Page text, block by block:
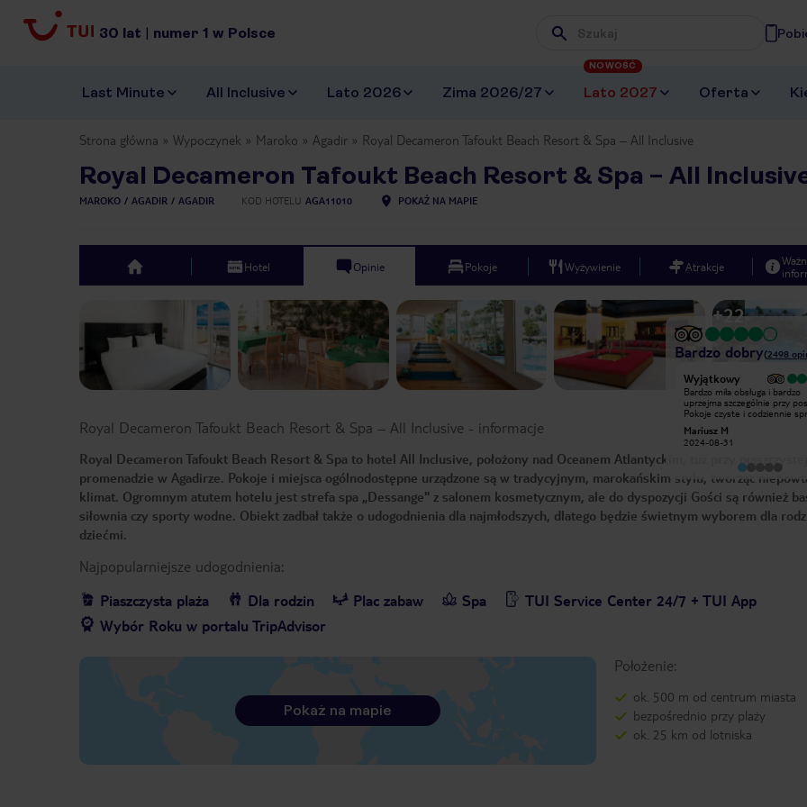
30 lat | numer 1 w Polsce Wpisz frazę, której szukasz
Last Minute All Inclusive Lato 2026 Zima 2026/27 Lato 2027
NOWOŚĆ
Oferta
Strona główna Wypoczynek Maroko Agadir Royal Decameron Tafoukt Beach Resort & Spa – All Inclusive
Royal Decameron Tafoukt Beach Resort & Spa – All
MAROKO AGADIR AGADIR KOD HOTELU AGA11010 POKAŻ NA MAPIE
top Hotel Opinie Pokoje Wyżywienie Atrakcje
+22
Bardzo dobry(2498
Bardzo dobry
Hotel nowy nie jest, ale dla tego ma
można mieć pretensje to słabe wi-fi
które działa tylko w lobby, a w
ograniczonym zakresie. Wyżywienie
jest smaczne, każdy powinien coś dla
siebie znaleźć. W alkoholach wyboru
nie ma, zaledwie kilka rodzajów, ale te
podstawowe są i są dobre. Dużą
zaletą hotelu jest basen i jego
otoczenie. Leżaków nigdy nie
wystawionym na żar słońca.
Największą zaletą jest lokalizacja, tuż
Jacek S
Wyjątkowy
Bardzo miła obsługa i bardzo
uprzejma szczególnie przy
Pokoje czyste i codziennie
standardowe jak w 99%
obiady i kolacje aż chciało się
czysty zadbany.
Mariusz M
2024-08-31
Royal Decameron Tafoukt Beach Resort & Spa – All Inclusive - informacje
Royal Decameron Tafoukt Beach Resort & Spa to hotel All Inclusive, położony nad Oceanem Atlantyckim, tuż przy piaszczystej
promenadzie w Agadirze. Pokoje i miejsca ogólnodostępne urządzone są w tradycyjnym, marokańskim stylu, tworząc
klimat. Ogromnym atutem hotelu jest strefa spa „Dessange" z salonem kosmetycznym, ale do dyspozycji Gości są również
siłownia czy sporty wodne. Obiekt zadbał także o udogodnienia dla najmłodszych, dlatego będzie świetnym wyborem dla
dziećmi.
Najpopularniejsze udogodnienia:
Piaszczysta plaża
Dla rodzin Plac zabaw Spa
TUI Service Center 24/7 + TUI App
Wybór Roku w portalu TripAdvisor
Położenie:
ok. 500 m od centrum miasta
bezpośrednio przy plaży
ok. 25 km od lotniska
Pokaż na mapie